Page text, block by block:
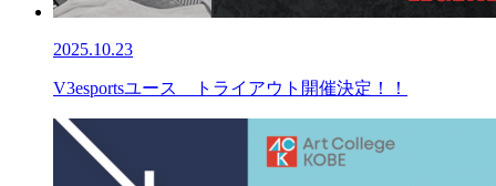
2025.10.23
V3esportsユース トライアウト開催決定！！